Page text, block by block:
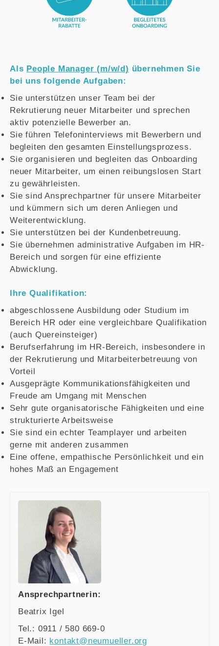
Als People Manager (m/w/d) übernehmen Sie
bei uns folgende Aufgaben:
Sie unterstützen unser Team bei der
Rekrutierung neuer Mitarbeiter und sprechen
aktiv potenzielle Bewerber an.
Sie führen Telefoninterviews mit Bewerbern und
begleiten den gesamten Einstellungsprozess.
Sie organisieren und begleiten das Onboarding
neuer Mitarbeiter, um einen reibungslosen Start
zu gewährleisten.
Sie sind Ansprechpartner für unsere Mitarbeiter
und kümmern sich um deren Anliegen und
Weiterentwicklung.
Sie unterstützen bei der Kundenbetreuung.
Sie übernehmen administrative Aufgaben im HR-
Bereich und sorgen für eine effiziente
Abwicklung.
Ihre Qualifikation:
abgeschlossene Ausbildung oder Studium im
Bereich HR oder eine vergleichbare Qualifikation
(auch Quereinsteiger)
Berufserfahrung im HR-Bereich, insbesondere in
der Rekrutierung und Mitarbeiterbetreuung von
Vorteil
Ausgeprägte Kommunikationsfähigkeiten und
Freude am Umgang mit Menschen
Sehr gute organisatorische Fähigkeiten und eine
strukturierte Arbeitsweise
Sie sind ein echter Teamplayer und arbeiten
gerne mit anderen zusammen
Eine offene, empathische Persönlichkeit und ein
hohes Maß an Engagement
Ansprechpartnerin:
Beatrix Igel
Tel.: 0911 / 580 669-0
E-Mail: kontakt@neumueller.org